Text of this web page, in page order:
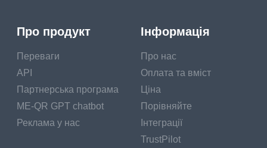
Про продукт
Переваги
API
Партнерська програма
ME-QR GPT chatbot
Реклама у нас
Інформація
Про нас
Оплата та вміст
Ціна
Порівняйте
Інтеграції
TrustPilot